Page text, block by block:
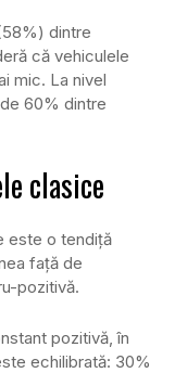
dintre
că vehiculele
mic. La nivel
60% dintre
clasice
este o tendiţă
faţă de
pozitivă.
pozitivă, în
echilibrată: 30%